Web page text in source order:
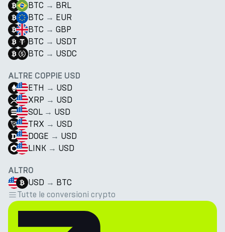
BTC → BRL
BTC → EUR
BTC → GBP
BTC → USDT
BTC → USDC
ALTRE COPPIE USD
ETH → USD
XRP → USD
SOL → USD
TRX → USD
DOGE → USD
LINK → USD
ALTRO
USD → BTC
Tutte le conversioni crypto